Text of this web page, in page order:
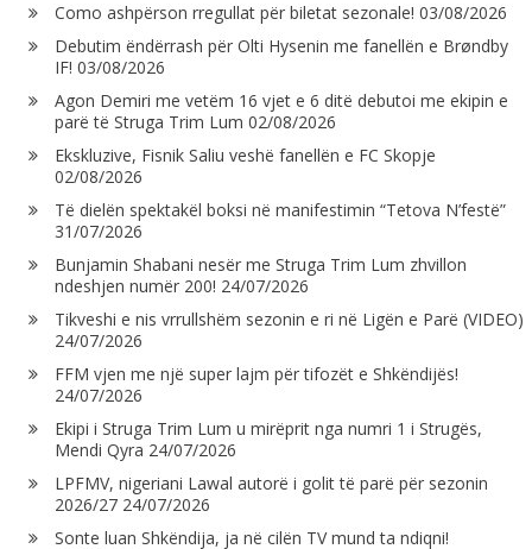
Como ashpërson rregullat për biletat sezonale! 03/08/2026
Debutim ëndërrash për Olti Hysenin me fanellën e Brøndby
IF! 03/08/2026
Agon Demiri me vetëm 16 vjet e 6 ditë debutoi me ekipin e
parë të Struga Trim Lum 02/08/2026
Ekskluzive, Fisnik Saliu veshë fanellën e FC Skopje
02/08/2026
Të dielën spektakël boksi në manifestimin “Tetova N’festë”
31/07/2026
Bunjamin Shabani nesër me Struga Trim Lum zhvillon
ndeshjen numër 200! 24/07/2026
Tikveshi e nis vrrullshëm sezonin e ri në Ligën e Parë (VIDEO)
24/07/2026
FFM vjen me një super lajm për tifozët e Shkëndijës!
24/07/2026
Ekipi i Struga Trim Lum u mirëprit nga numri 1 i Strugës,
Mendi Qyra 24/07/2026
LPFMV, nigeriani Lawal autorë i golit të parë për sezonin
2026/27 24/07/2026
Sonte luan Shkëndija, ja në cilën TV mund ta ndiqni!